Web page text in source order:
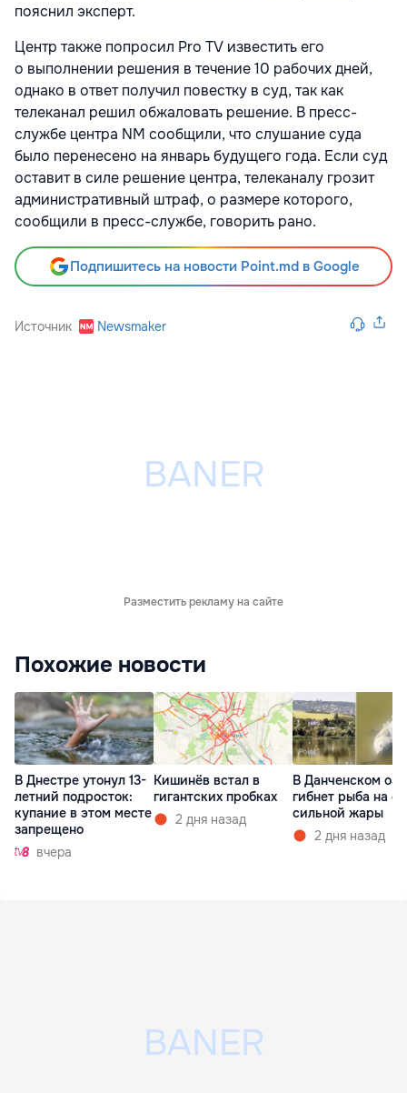
пояснил эксперт.
Центр также попросил Pro TV известить его
о выполнении решения в течение 10 рабочих дней,
однако в ответ получил повестку в суд, так как
телеканал решил обжаловать решение. В пресс-
службе центра NM сообщили, что слушание суда
было перенесено на январь будущего года. Если суд
оставит в силе решение центра, телеканалу грозит
административный штраф, о размере которого,
сообщили в пресс-службе, говорить рано.
Подпишитесь на новости Point.md в Google
Источник Newsmaker
Разместить рекламу на сайте
Похожие новости
В Днестре утонул 13-
летний подросток:
купание в этом месте
запрещено
вчера
Кишинёв встал в
гигантских пробках
2 дня назад
В Данченском
гибнет рыба на
сильной жары
2 дня назад